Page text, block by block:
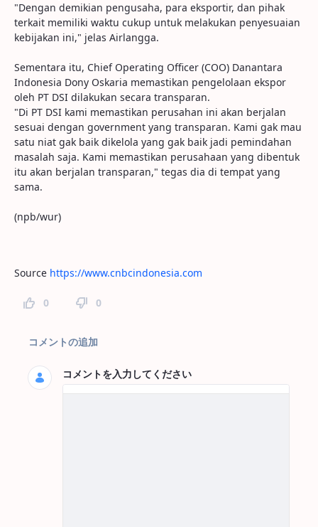
"Dengan demikian pengusaha, para eksportir, dan pihak
terkait memiliki waktu cukup untuk melakukan penyesuaian
kebijakan ini," jelas Airlangga.
Sementara itu, Chief Operating Officer (COO) Danantara
Indonesia Dony Oskaria memastikan pengelolaan ekspor
oleh PT DSI dilakukan secara transparan.
"Di PT DSI kami memastikan perusahan ini akan berjalan
sesuai dengan government yang transparan. Kami gak mau
satu niat gak baik dikelola yang gak baik jadi pemindahan
masalah saja. Kami memastikan perusahaan yang dibentuk
itu akan berjalan transparan," tegas dia di tempat yang
sama.
(npb/wur)
Source https://www.cnbcindonesia.com
0 0
ページコメント
コメントの追加
コメントを入力してください